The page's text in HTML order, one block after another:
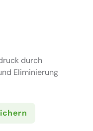
durch
Eliminierung